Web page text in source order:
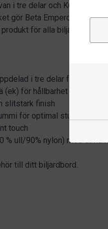
i tre delar och K66-
gör Beta Emperor till ett av
för alla
i tre delar för smidig
för hållbarhet och stil
slitstark finish
för optimal studs och
touch
% ull/90% nylon) med
till ditt biljardbord.